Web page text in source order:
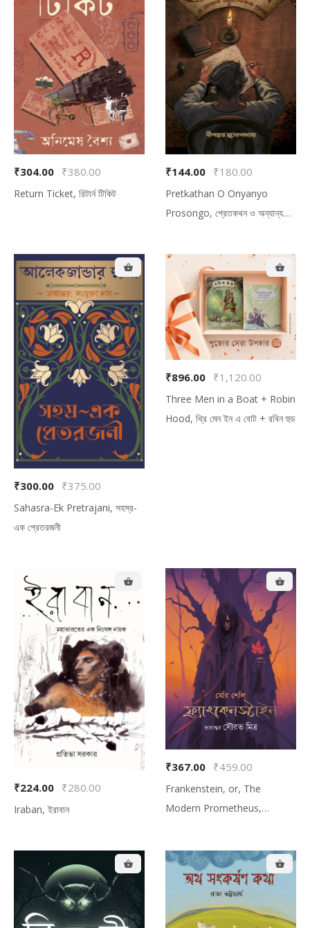
₹304.00 ₹380.00
Return Ticket, রিটার্ন টিকিট
₹144.00 ₹180.00
Pretkathan O Onyanyo
Prosongo, প্রেতকথন ও অন্যান্য
₹300.00 ₹375.00
Sahasra-Ek Pretrajani, সহস্র-
এক প্রেতরজনী
₹896.00 ₹1,120.00
Three Men in a Boat + Robin
Hood, থ্রি মেন ইন এ বোট + রবিন হুড
₹224.00 ₹280.00
Iraban, ইরাবান
₹367.00 ₹459.00
Frankenstein, or, The
Modern Prometheus,